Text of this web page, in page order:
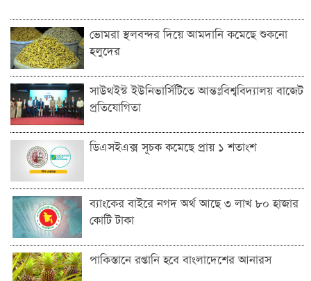
ভোমরা স্থলবন্দ‌র দিয়ে আমদা‌নি ক‌মে‌ছে শুকনো
হলুদের
সাউথইস্ট ইউনিভার্সিটিতে আন্তঃবিশ্ববিদ্যালয় বাজেট
প্রতিযোগিতা
ডিএসইএক্স সূচক কমেছে প্রায় ১ শতাংশ
ব্যাংকের বাইরে নগদ অর্থ আছে ৩ লাখ ৮০ হাজার
কোটি টাকা
পাকিস্তানে রপ্তানি হবে বাংলাদেশের আনারস